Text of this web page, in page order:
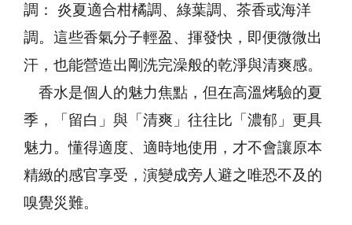
調： 炎夏適合柑橘調、綠葉調、茶香或海洋
調。這些香氣分子輕盈、揮發快，即便微微出
汗，也能營造出剛洗完澡般的乾淨與清爽感。
香水是個人的魅力焦點，但在高溫烤驗的夏
季，「留白」與「清爽」往往比「濃郁」更具
魅力。懂得適度、適時地使用，才不會讓原本
精緻的感官享受，演變成旁人避之唯恐不及的
嗅覺災難。